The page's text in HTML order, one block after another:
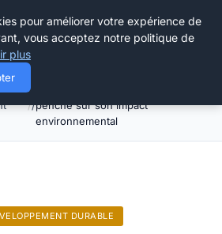
penche sur son impact
environnemental
DURABLE
pour améliorer votre expérience de
vous acceptez notre politique de
plus